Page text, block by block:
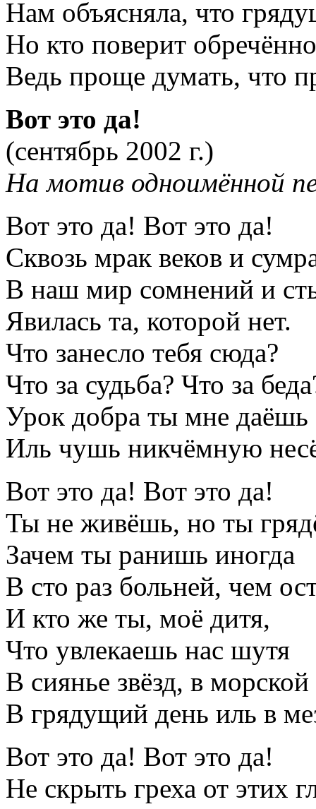
Нам объясняла, что
Но кто поверит
Ведь проще думать, что
Вот это да!
(сентябрь 2002 г.)
На мотив одноимённой
Вот это да! Вот это да!
Сквозь мрак веков и
В наш мир сомнений и
Явилась та, которой нет.
Что занесло тебя сюда?
Что за судьба? Что за
Урок добра ты мне даёшь
Иль чушь никчёмную
Вот это да! Вот это да!
Ты не живёшь, но ты
Зачем ты ранишь иногда
В сто раз больней, чем
И кто же ты, моё дитя,
Что увлекаешь нас шутя
В сиянье звёзд, в
В грядущий день иль в
Вот это да! Вот это да!
Не скрыть греха от этих